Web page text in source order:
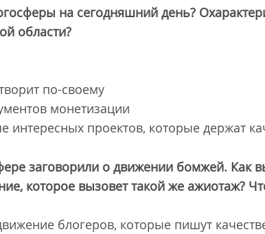
на сегодняшний день?
области?
по-своему
монетизации
интересных проектов, которые держат
заговорили о движении бомжей. Как
которое вызовет такой же ажиотаж?
блогеров, которые пишут